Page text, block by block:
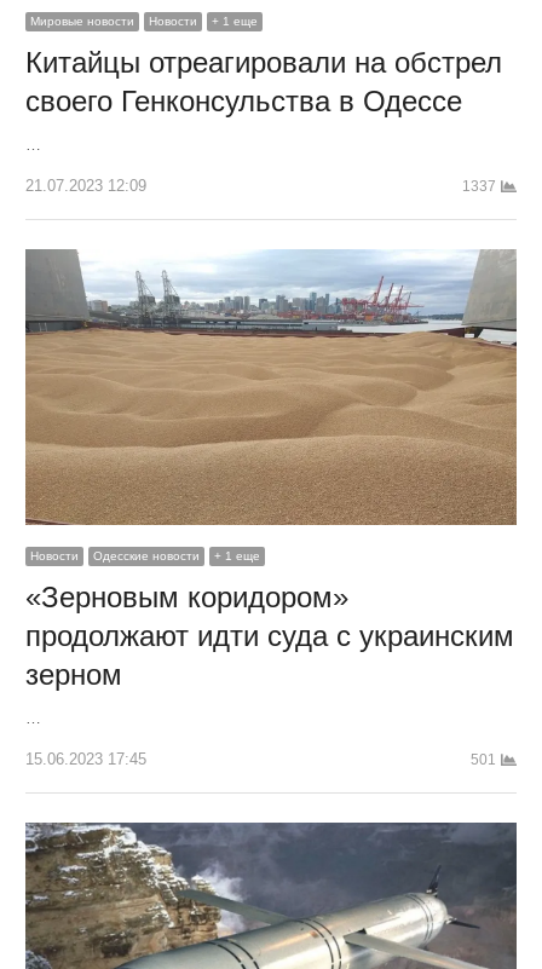
Мировые новости Новости + 1 еще
Китайцы отреагировали на обстрел
своего Генконсульства в Одессе
…
21.07.2023 12:09 1337
Новости Одесские новости + 1 еще
«Зерновым коридором»
продолжают идти суда с украинским
зерном
…
15.06.2023 17:45 501